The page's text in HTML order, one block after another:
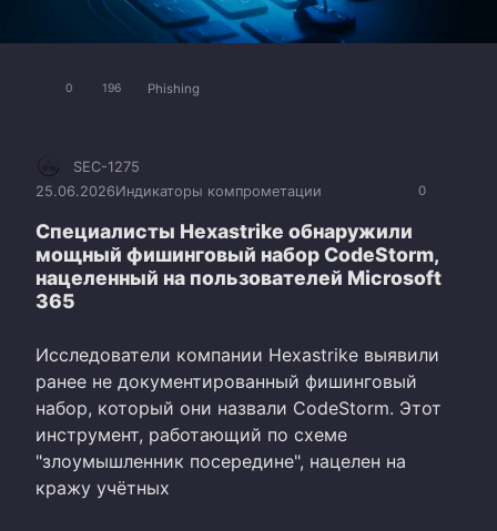
0 196 Phishing
0
SEC-1275
25.06.2026Индикаторы компрометации
Специалисты Hexastrike обнаружили
мощный фишинговый набор CodeStorm,
нацеленный на пользователей Microsoft
365
Исследователи компании Hexastrike выявили
ранее не документированный фишинговый
набор, который они назвали CodeStorm. Этот
инструмент, работающий по схеме
"злоумышленник посередине", нацелен на
кражу учётных